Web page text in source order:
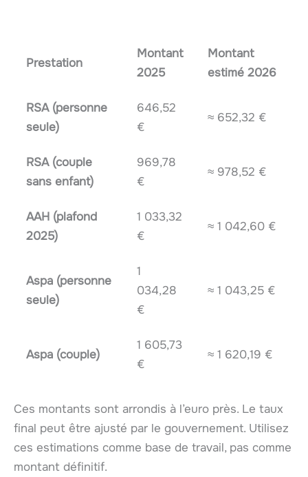
Prestation
Montant
2025
Montant
estimé 2026
RSA (personne
seule)
646,52
€
≈ 652,32 €
RSA (couple
sans enfant)
969,78
€
≈ 978,52 €
AAH (plafond
2025)
1 033,32
€
≈ 1 042,60 €
Aspa (personne
seule)
1
034,28
€
≈ 1 043,25 €
Aspa (couple)
1 605,73
€
≈ 1 620,19 €
Ces montants sont arrondis à l’euro près. Le taux
final peut être ajusté par le gouvernement. Utilisez
ces estimations comme base de travail, pas comme
montant définitif.